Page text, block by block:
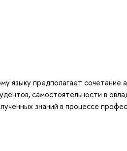
языку предполагает сочетание
самостоятельности в
знаний в процессе